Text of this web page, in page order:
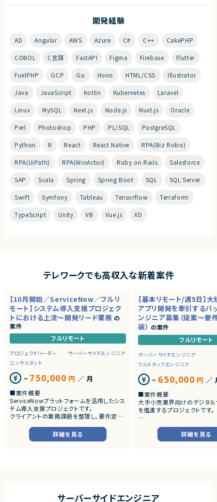
開発経験
AD Angular AWS Azure C# C++ CakePHP
COBOL C言語 FastAPI Figma Firebase Flutter
FuelPHP GCP Go Hono HTML/CSS Illustrator
Java JavaScript Kotlin Kubernetes Laravel
Linux MySQL Next.js Node.js Nuxt.js Oracle
Perl Photoshop PHP PL/SQL PostgreSQL
Python R React React Native RPA(Biz Robo)
RPA(UiPath) RPA(WinActor) Ruby on Rails Salesforce
SAP Scala Spring Spring Boot SQL SQL Server
Swift Symfony Tableau Tensorflow Terraform
TypeScript Unity VB Vue.js XD
テレワークでも高収入な新着案件
【10月開始／ServiceNow／フルリ
モート】システム導入支援プロジェク
トにおける上流～開発リード業務 の
案件
フルリモート
プロジェクトリーダー
サーバーサイドエンジニア
コンサルタント
~ 750,000 円 ／ 月
■案件概要
ServiceNowプラットフォームを活用したシス
テム導入支援プロジェクトです。
クライアントの業務課題を整理し、要件定義
だきます。
・詳細設計書、テスト仕様書等のドキュメント
詳細を見る
【基本リモート/週5日】
アプリ開発を牽引するバ
ンジニア募集（提案～要
装） の案件
フルリモート
サーバーサイドエンジニア
フルスタックエンジニア
~ 650,000 円 ／
■案件概要
大手小売業界向けのデジタ
を推進するプロジェクトです。
■プロダクトやサービスの概
・店舗向けスマホアプリおよ
システムの継続的なエンハ
・要件整理および要件定義支
詳細を見る
サーバーサイドエンジニア